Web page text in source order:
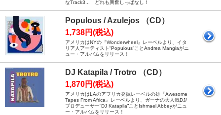
なTrack3... どれも興奮しっぱなし！
Populous / Azulejos （CD）
1,738円(税込)
アメリカはNYの『Wonderwheel』レーベルより、イタ
リア人アーティスト“Populous”ことAndrea Mangiaがニ
ュー・アルバムをリリース！
DJ Katapila / Trotro （CD）
1,870円(税込)
アメリカはLAのアフリカ発掘レーベルの雄『Awesome
Tapes From Africa』レーベルより、ガーナの大人気DJ/
プロデューサー“DJ Katapila”ことIshmael Abbeyがニュ
ー・アルバムをリリース！